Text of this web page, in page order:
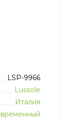
LSP-9966
Lussole
Италия